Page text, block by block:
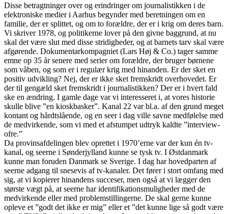
Disse betragtninger over og erindringer om journalistikken i de
elektroniske medier i Aarhus begynder med beretningen om en
familie, der er splittet, og om to forældre, der er i krig om deres barn.
Vi skriver 1978, og politikerne lover på den givne baggrund, at nu
skal det være slut med disse stridigheder, og at barnets tarv skal være
afgørende. Dokumentarkompagniet (Lars Høj & Co.) tager samme
emne op 35 år senere med serier om forældre, der bruger børnene
som våben, og som er i regulær krig med hinanden. Er der sket en
positiv udvikling? Nej, der er ikke sket fremskridt overhovedet. Er
der til gengæld sket fremskridt i journalistikken? Der er i hvert fald
ske en ændring. I gamle dage var vi interesseret i, at vores historie
skulle blive ”en kioskbasker”. Kanal 22 var bl.a. af den grund meget
kontant og hårdtslående, og en seer i dag ville savne medfølelse med
de medvirkende, som vi med et afstumpet udtryk kaldte ”interview-
ofre.”
Da provinsafdelingen blev oprettet i 1970’erne var der kun én tv-
kanal, og seerne i Sønderjylland kunne se tysk tv. I Østdanmark
kunne man foruden Danmark se Sverige. I dag har hovedparten af
seerne adgang til snesevis af tv-kanaler. Det fører i stort omfang med
sig, at vi kopierer hinandens succeser, men også at vi lægger den
største vægt på, at seerne har identifikationsmuligheder med de
medvirkende eller med problemstillingerne. De skal gerne kunne
opleve et ”godt det ikke er mig” eller et ”det kunne lige så godt være